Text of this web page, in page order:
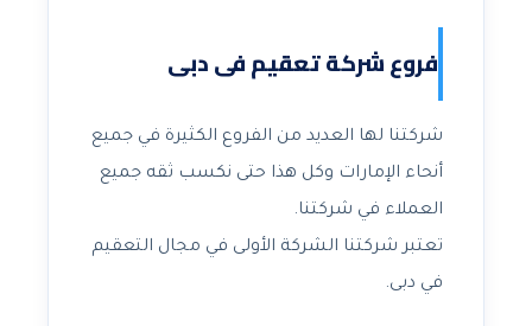
فروع شركة تعقيم فى دبى
شركتنا لها العديد من الفروع الكثيرة في جميع
أنحاء الإمارات وكل هذا حتى نكسب ثقه جميع
العملاء في شركتنا.
تعتبر شركتنا الشركة الأولى في مجال التعقيم
في دبى.